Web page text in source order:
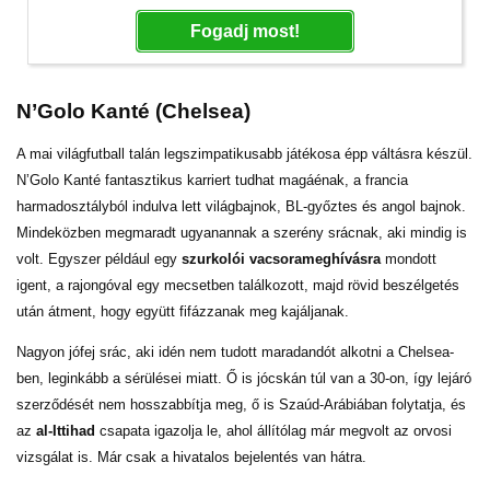
Fogadj most!
N’Golo Kanté (Chelsea)
A mai világfutball talán legszimpatikusabb játékosa épp váltásra készül.
N’Golo Kanté fantasztikus karriert tudhat magáénak, a francia
harmadosztályból indulva lett világbajnok, BL-győztes és angol bajnok.
Mindeközben megmaradt ugyanannak a szerény srácnak, aki mindig is
volt. Egyszer például egy szurkolói vacsorameghívásramondott
igent, a rajongóval egy mecsetben találkozott, majd rövid beszélgetés
után átment, hogy együtt fifázzanak meg kajáljanak.
Nagyon jófej srác, aki idén nem tudott maradandót alkotni a Chelsea-
ben, leginkább a sérülései miatt. Ő is jócskán túl van a 30-on, így lejáró
szerződését nem hosszabbítja meg, ő is Szaúd-Arábiában folytatja, és
az al-Ittihad csapata igazolja le, ahol állítólag már megvolt az orvosi
vizsgálat is. Már csak a hivatalos bejelentés van hátra.